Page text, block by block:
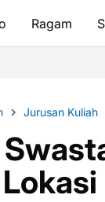
Ragam
Jurusan Kuliah